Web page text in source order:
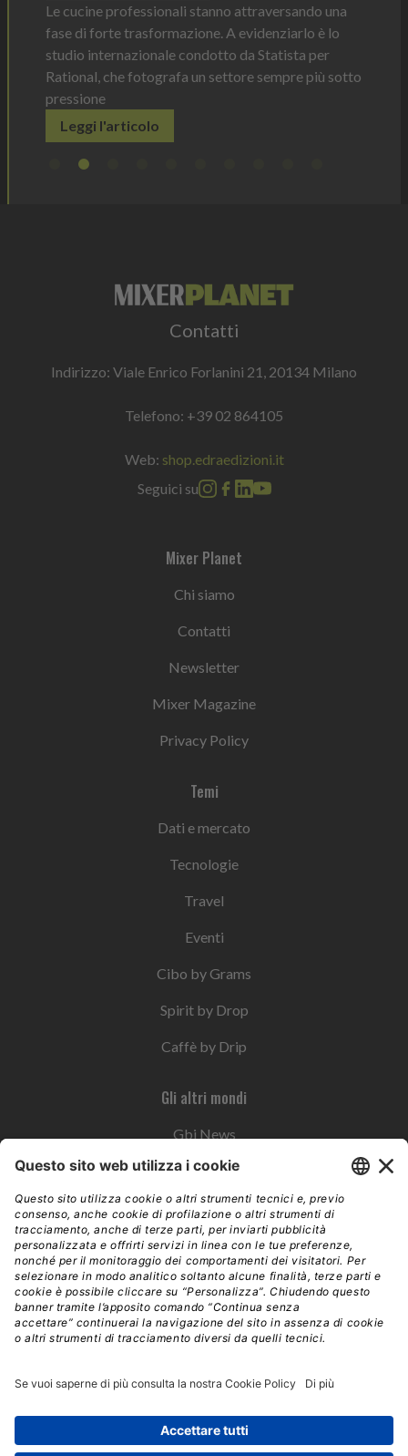
Le cucine professionali stanno attraversando una
fase di forte trasformazione. A evidenziarlo è lo
studio internazionale condotto da Statista per
Rational, che fotografa un settore sempre più sotto
pressione
Leggi l'articolo
Contatti
Indirizzo: Viale Enrico Forlanini 21, 20134 Milano
Telefono: +39 02 864105
Web: shop.edraedizioni.it
Seguici su
Mixer Planet
Chi siamo
Contatti
Newsletter
Mixer Magazine
Privacy Policy
Temi
Dati e mercato
Tecnologie
Travel
Eventi
Cibo by Grams
Spirit by Drop
Caffè by Drip
Gli altri mondi
Gbi News
Instoremag
Esplora il gruppo
Edra Edizioni
Edizioni LSWR
LSWR Group
Mixer è un prodotto del network Edra Edizioni. Direzione, amministrazione,
redazione, pubblicità | © Copyright 2026 – Tutti i diritti riservati | Partita IVA e C.F.